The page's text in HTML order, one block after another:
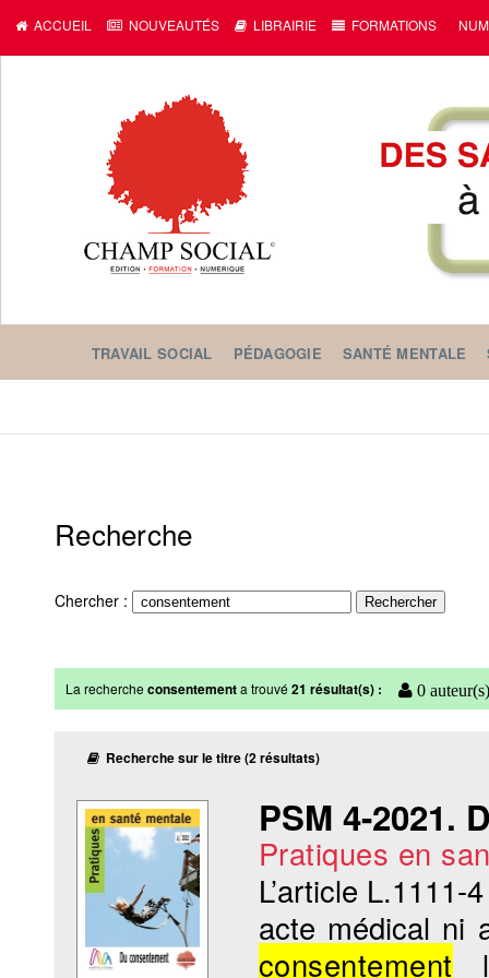
ACCUEIL NOUVEAUTÉS LIBRAIRIE FORMATIONS
TRAVAIL SOCIAL PÉDAGOGIE SANTÉ MENTALE
Recherche
Chercher :
La rechercheconsentementa trouvé21 résultat(s) : 0 auteur(s)
Recherche sur le titre (2 résultats)
PSM 4-2021.
Pratiques en
L’article
acte médical ni
consentement